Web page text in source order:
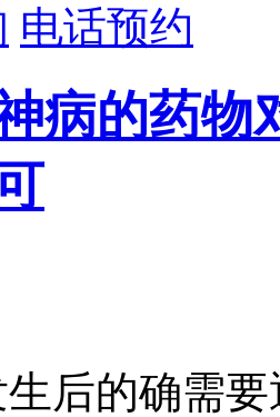
电话预约
病的药物
后的确需